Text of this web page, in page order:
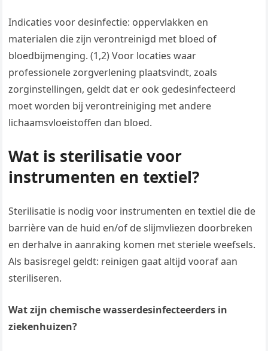
Indicaties voor desinfectie: oppervlakken en
materialen die zijn verontreinigd met bloed of
bloedbijmenging. (1,2) Voor locaties waar
professionele zorgverlening plaatsvindt, zoals
zorginstellingen, geldt dat er ook gedesinfecteerd
moet worden bij verontreiniging met andere
lichaamsvloeistoffen dan bloed.
Wat is sterilisatie voor
instrumenten en textiel?
Sterilisatie is nodig voor instrumenten en textiel die de
barrière van de huid en/of de slijmvliezen doorbreken
en derhalve in aanraking komen met steriele weefsels.
Als basisregel geldt: reinigen gaat altijd vooraf aan
steriliseren.
Wat zijn chemische wasserdesinfecteerders in
ziekenhuizen?